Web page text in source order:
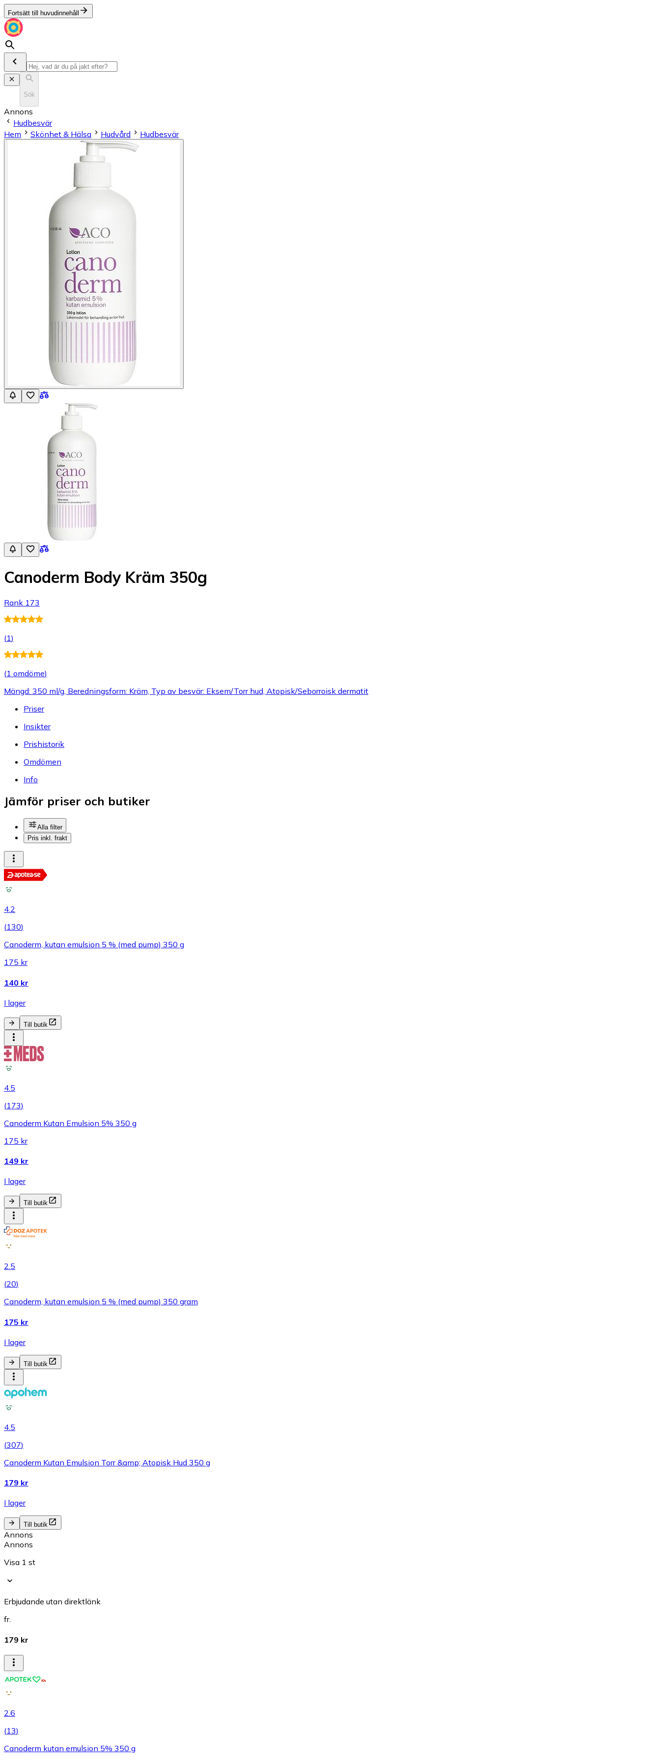
Fortsätt till huvudinnehåll
Sök
Annons
Hudbesvär
Hem
Skönhet & Hälsa Hudvård Hudbesvär
Canoderm Body Kräm 350g
Rank 173
(1)
(1 omdöme)
Mängd: 350 ml/g, Beredningsform: Kräm, Typ av besvär: Eksem/Torr hud, Atopisk/Seborroisk dermatit
Priser
Insikter
Prishistorik
Omdömen
Info
Jämför priser och butiker
Alla filter
Pris inkl. frakt
4.2
(130)
Canoderm, kutan emulsion 5 % (med pump) 350 g
175 kr
140 kr
I lager
Till butik
4.5
(173)
Canoderm Kutan Emulsion 5% 350 g
175 kr
149 kr
I lager
Till butik
2.5
(20)
Canoderm, kutan emulsion 5 % (med pump) 350 gram
175 kr
I lager
Till butik
4.5
(307)
Canoderm Kutan Emulsion Torr &amp; Atopisk Hud 350 g
179 kr
I lager
Till butik
Annons
Annons
Visa 1 st
Erbjudande utan direktlänk
fr.
179 kr
2.6
(13)
Canoderm kutan emulsion 5% 350 g